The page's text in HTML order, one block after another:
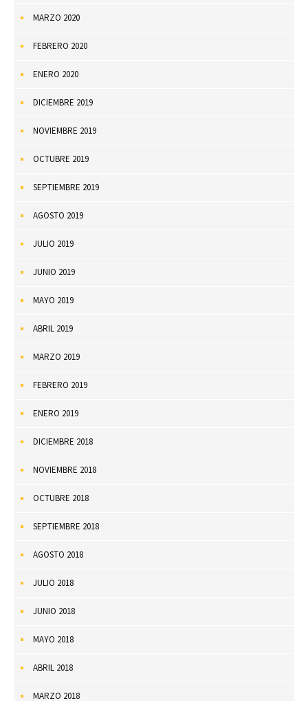
MARZO 2020
FEBRERO 2020
ENERO 2020
DICIEMBRE 2019
NOVIEMBRE 2019
OCTUBRE 2019
SEPTIEMBRE 2019
AGOSTO 2019
JULIO 2019
JUNIO 2019
MAYO 2019
ABRIL 2019
MARZO 2019
FEBRERO 2019
ENERO 2019
DICIEMBRE 2018
NOVIEMBRE 2018
OCTUBRE 2018
SEPTIEMBRE 2018
AGOSTO 2018
JULIO 2018
JUNIO 2018
MAYO 2018
ABRIL 2018
MARZO 2018